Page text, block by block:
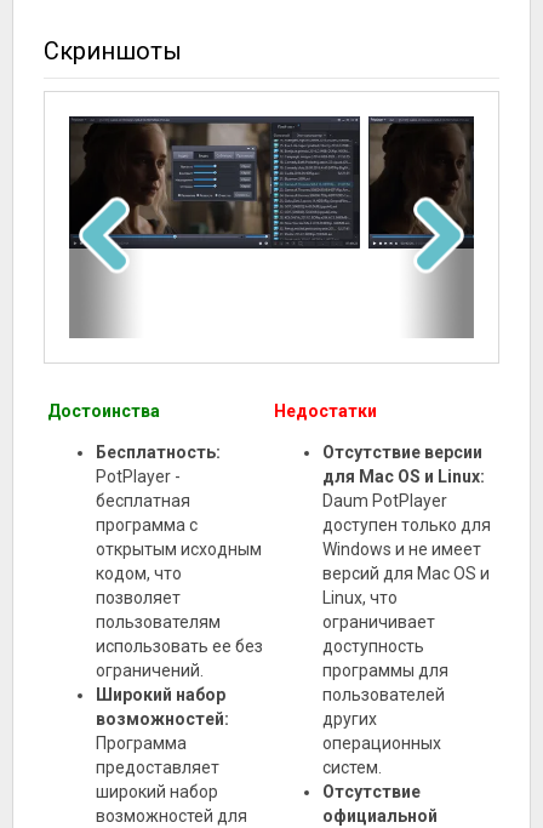
Скриншоты
Достоинства
Бесплатность:
PotPlayer -
бесплатная
программа с
открытым исходным
кодом, что
позволяет
пользователям
использовать ее без
ограничений.
Широкий набор
возможностей:
Программа
предоставляет
широкий набор
возможностей для
Недостатки
Отсутствие версии
для Mac OS и Linux:
Daum PotPlayer
доступен только для
Windows и не имеет
версий для Mac OS и
Linux, что
ограничивает
доступность
программы для
пользователей
других
операционных
систем.
Отсутствие
официальной